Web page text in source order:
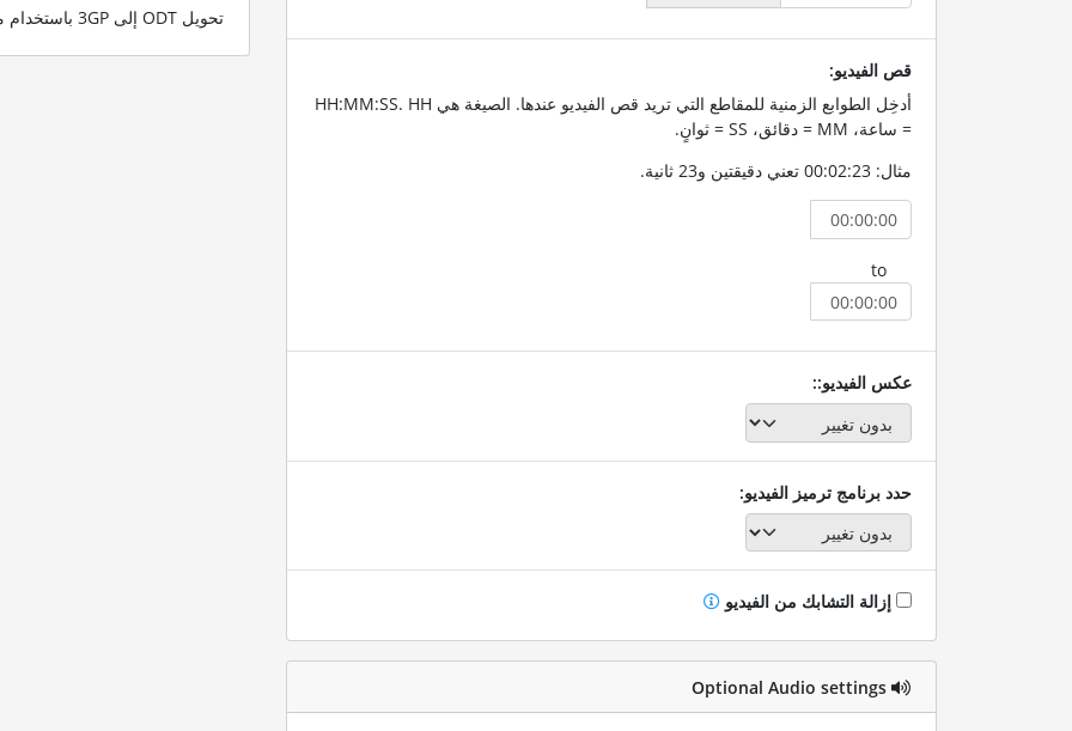
قص الفيديو:
أدخِل الطوابع الزمنية للمقاطع التي تريد قص الفيديو عندها. الصيغة هي HH:MM:SS. HH
= ساعة، MM = دقائق، SS = ثوانٍ.
مثال: 00:02:23 تعني دقيقتين و23 ثانية.
to
عكس الفيديو::
حدد برنامج ترميز الفيديو:
إزالة التشابك من الفيديو
Optional Audio settings
تحويل ODT إلى 3GP باستخدام ملف ODT التجريبي الخاص بنا